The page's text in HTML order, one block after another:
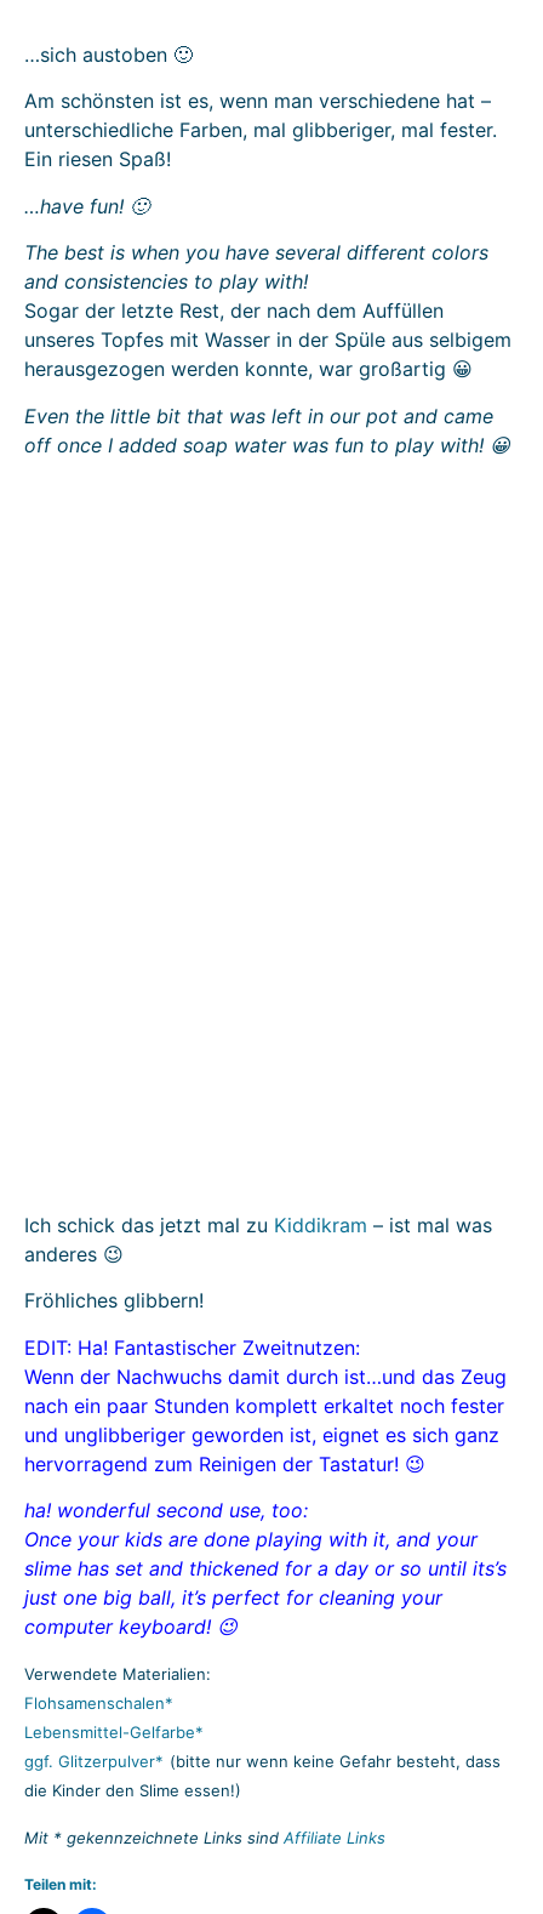
…sich austoben 🙂
Am schönsten ist es, wenn man verschiedene hat –
unterschiedliche Farben, mal glibberiger, mal fester.
Ein riesen Spaß!
…have fun! 🙂
The best is when you have several different colors
and consistencies to play with!
Sogar der letzte Rest, der nach dem Auffüllen
unseres Topfes mit Wasser in der Spüle aus selbigem
herausgezogen werden konnte, war großartig 😀
Even the little bit that was left in our pot and came
off once I added soap water was fun to play with! 😀
Ich schick das jetzt mal zu Kiddikram – ist mal was
anderes 😉
Fröhliches glibbern!
EDIT: Ha! Fantastischer Zweitnutzen:
Wenn der Nachwuchs damit durch ist…und das Zeug
nach ein paar Stunden komplett erkaltet noch fester
und unglibberiger geworden ist, eignet es sich ganz
hervorragend zum Reinigen der Tastatur! 😉
ha! wonderful second use, too:
Once your kids are done playing with it, and your
slime has set and thickened for a day or so until its’s
just one big ball, it’s perfect for cleaning your
computer keyboard! 😉
Verwendete Materialien:
Flohsamenschalen*
Lebensmittel-Gelfarbe*
ggf. Glitzerpulver* (bitte nur wenn keine Gefahr besteht, dass
die Kinder den Slime essen!)
Mit * gekennzeichnete Links sind Affiliate Links
Teilen mit: